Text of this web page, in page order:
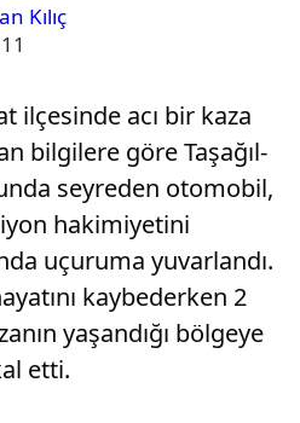
Kılıç
ilçesinde acı bir kaza
bilgilere göre Taşağıl-
seyreden otomobil,
hakimiyetini
uçuruma yuvarlandı.
kaybederken 2
yaşandığı bölgeye
etti.